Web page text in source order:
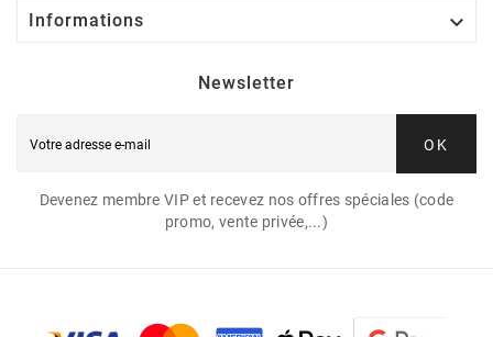
Informations 
Newsletter
OK
Devenez membre VIP et recevez nos offres spéciales (code
promo, vente privée,...)